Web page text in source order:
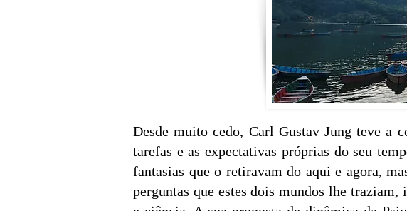
Desde muito cedo, Carl Gustav Jung teve a
tarefas e as expectativas próprias do seu
fantasias que o retiravam do aqui e agora,
perguntas que estes dois mundos lhe